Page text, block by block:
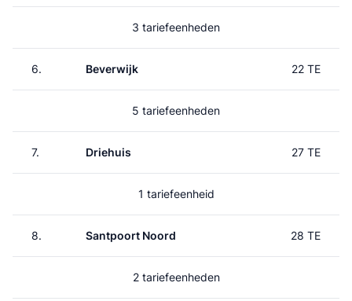
3 tariefeenheden
6. Beverwijk 22 TE
5 tariefeenheden
7. Driehuis 27 TE
1 tariefeenheid
8. Santpoort Noord 28 TE
2 tariefeenheden